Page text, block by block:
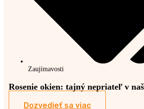
Zaujímavosti
Rosenie okien: tajný nepriateľ v
Dozvedieť sa viac